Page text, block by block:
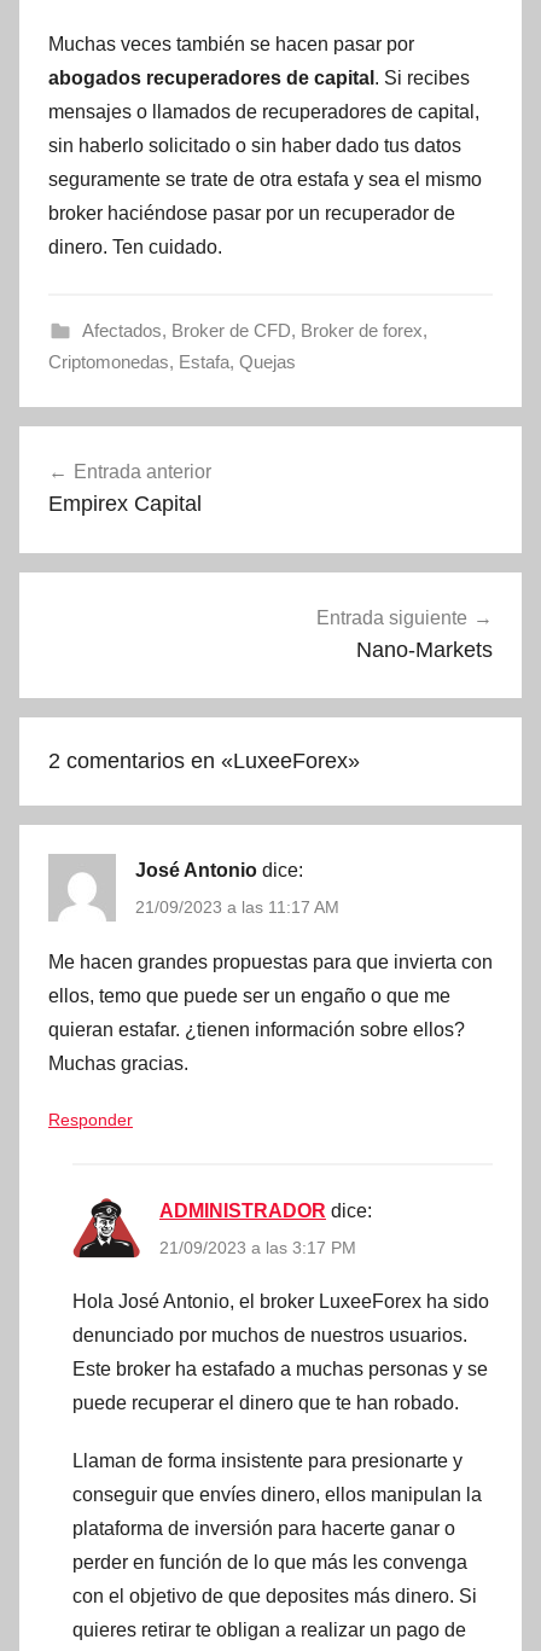
Muchas veces también se hacen pasar por
abogados recuperadores de capital . Si recibes
mensajes o llamados de recuperadores de capital,
sin haberlo solicitado o sin haber dado tus datos
seguramente se trate de otra estafa y sea el mismo
broker haciéndose pasar por un recuperador de
dinero. Ten cuidado.
Afectados, Broker de CFD, Broker de forex,
Criptomonedas, Estafa, Quejas
de
Entrada anterior
Empirex Capital
Entrada siguiente
Nano-Markets
2 comentarios en «LuxeeForex»
José Antonio dice:
21/09/2023 a las 11:17 AM
Me hacen grandes propuestas para que invierta con
ellos, temo que puede ser un engaño o que me
quieran estafar. ¿tienen información sobre ellos?
Muchas gracias.
Responder
ADMINISTRADOR dice:
21/09/2023 a las 3:17 PM
Hola José Antonio, el broker LuxeeForex ha sido
denunciado por muchos de nuestros usuarios.
Este broker ha estafado a muchas personas y se
puede recuperar el dinero que te han robado.
Llaman de forma insistente para presionarte y
conseguir que envíes dinero, ellos manipulan la
plataforma de inversión para hacerte ganar o
perder en función de lo que más les convenga
con el objetivo de que deposites más dinero. Si
quieres retirar te obligan a realizar un pago de